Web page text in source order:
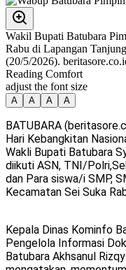
Wakil Bupati Batubara
Rabu di Lapangan
(20/5/2026).
Reading Comfort
adjust the font size
A A A A
BATUBARA
Hari Kebangkitan
Wakli Bupati Batubara
diikuti ASN, TNI/
dan Para siswa/i SMP,
Kecamatan Sei Suka
Kepala Dinas Kominfo
Pengelola Informasi
Batubara Akhsanul